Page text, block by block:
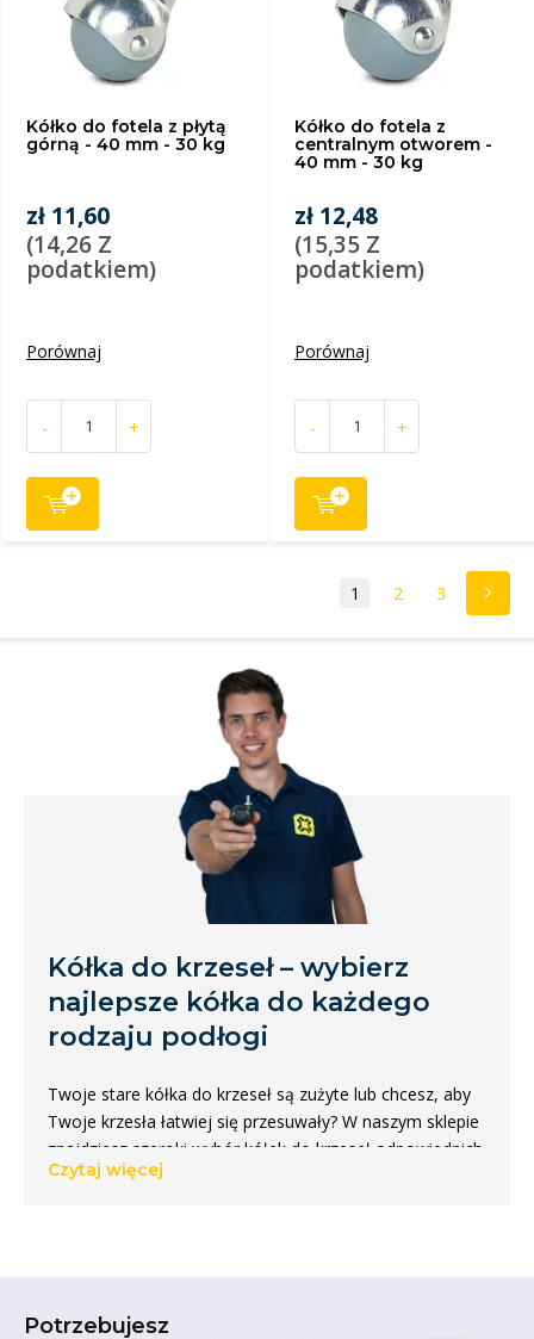
Kółko do fotela z płytą
górną - 40 mm - 30 kg
zł 11,60
(14,26 Z
podatkiem)
Porównaj
- +
Kółko do fotela z
centralnym otworem -
40 mm - 30 kg
zł 12,48
(15,35 Z
podatkiem)
Porównaj
- +
1 2 3
Kółka do krzeseł – wybierz
najlepsze kółka do każdego
rodzaju podłogi
Twoje stare kółka do krzeseł są zużyte lub chcesz, aby
Twoje krzesła łatwiej się przesuwały? W naszym sklepie
znajdziesz szeroki wybór kółek do krzeseł odpowiednich
do każdego typu siedziska i podłogi. Możesz łatwo
piękne i funkcjonalne. Chcesz zamontować kółka pod
Czytaj więcej
Potrzebujesz